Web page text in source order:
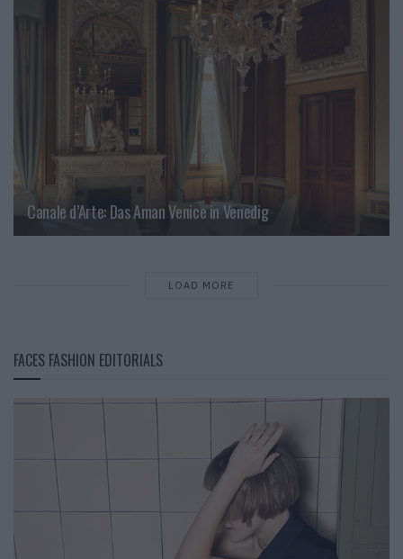
Canale d’Arte: Das Aman Venice in Venedig
LOAD MORE
FACES FASHION EDITORIALS